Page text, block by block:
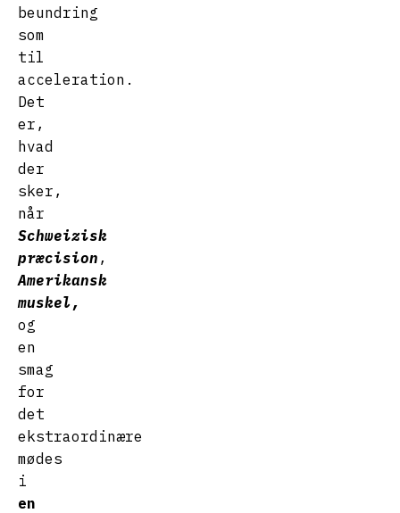
beundring
som
til
acceleration.
Det
er,
hvad
der
sker,
når
Schweizisk
præcision ,
Amerikansk
muskel,
og
en
smag
for
det
ekstraordinære
mødes
i
en